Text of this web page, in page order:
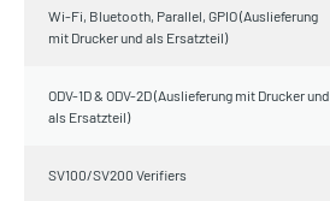
Wi-Fi, Bluetooth, Parallel, GPIO (Auslieferung
mit Drucker und als Ersatzteil)
ODV-1D & ODV-2D (Auslieferung mit Drucker und
als Ersatzteil)
SV100/SV200 Verifiers